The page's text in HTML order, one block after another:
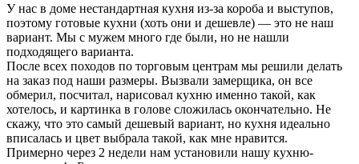
У нас в доме нестандартная кухня из-за короба и выступов,
поэтому готовые кухни (хоть они и дешевле) — это не наш
вариант. Мы с мужем много где были, но не нашли
подходящего варианта.
После всех походов по торговым центрам мы решили делать
на заказ под наши размеры. Вызвали замерщика, он все
обмерил, посчитал, нарисовал кухню именно такой, как
хотелось, и картинка в голове сложилась окончательно. Не
скажу, что это самый дешевый вариант, но кухня идеально
вписалась и цвет выбрала такой, как мне нравится.
Примерно через 2 недели нам установили нашу кухню-